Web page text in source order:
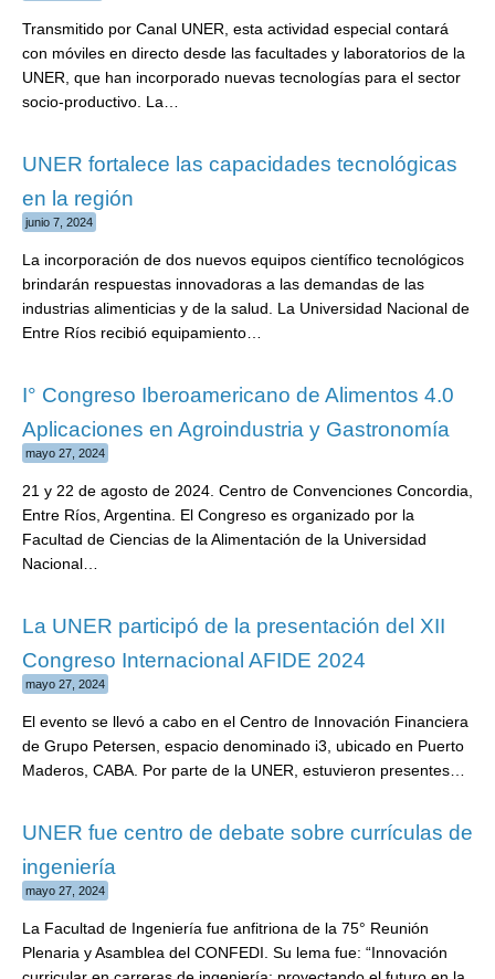
Transmitido por Canal UNER, esta actividad especial contará
con móviles en directo desde las facultades y laboratorios de la
UNER, que han incorporado nuevas tecnologías para el sector
socio-productivo. La…
UNER fortalece las capacidades tecnológicas
en la región
junio 7, 2024
La incorporación de dos nuevos equipos científico tecnológicos
brindarán respuestas innovadoras a las demandas de las
industrias alimenticias y de la salud. La Universidad Nacional de
Entre Ríos recibió equipamiento…
I° Congreso Iberoamericano de Alimentos 4.0
Aplicaciones en Agroindustria y Gastronomía
mayo 27, 2024
21 y 22 de agosto de 2024. Centro de Convenciones Concordia,
Entre Ríos, Argentina. El Congreso es organizado por la
Facultad de Ciencias de la Alimentación de la Universidad
Nacional…
La UNER participó de la presentación del XII
Congreso Internacional AFIDE 2024
mayo 27, 2024
El evento se llevó a cabo en el Centro de Innovación Financiera
de Grupo Petersen, espacio denominado i3, ubicado en Puerto
Maderos, CABA. Por parte de la UNER, estuvieron presentes…
UNER fue centro de debate sobre currículas de
ingeniería
mayo 27, 2024
La Facultad de Ingeniería fue anfitriona de la 75° Reunión
Plenaria y Asamblea del CONFEDI. Su lema fue: “Innovación